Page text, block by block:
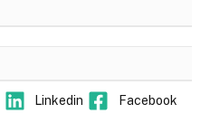
Linkedin Facebook